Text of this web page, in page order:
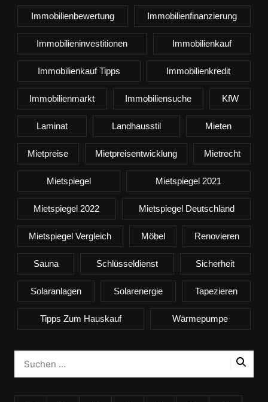
Immobilienbewertung Immobilienfinanzierung
Immobilieninvestitionen Immobilienkauf
Immobilienkauf Tipps Immobilienkredit
Immobilienmarkt Immobiliensuche KfW
Laminat Landhausstil Mieten
Mietpreise Mietpreisentwicklung Mietrecht
Mietspiegel Mietspiegel 2021
Mietspiegel 2022 Mietspiegel Deutschland
Mietspiegel Vergleich Möbel Renovieren
Sauna Schlüsseldienst Sicherheit
Solaranlagen Solarenergie Tapezieren
Tipps Zum Hauskauf Wärmepumpe